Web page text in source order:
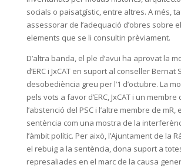
socials o paisatgístic, entre altres. A més,
assessorar de l’adequació d’obres sobre
elements que se li consultin prèviament.
D’altra banda, el ple d’avui ha aprovat la
d’ERC i JxCAT en suport al conseller Bernat
desobediència greu per l’1 d’octubre. La
pels vots a favor d’ERC, JxCAT i un membre
l’abstenció del PSC i l’altre membre de mR,
sentència com una mostra de la
l’àmbit polític. Per això, l’Ajuntament de la
el rebuig a la sentència, dona suport a
represaliades en el marc de la causa